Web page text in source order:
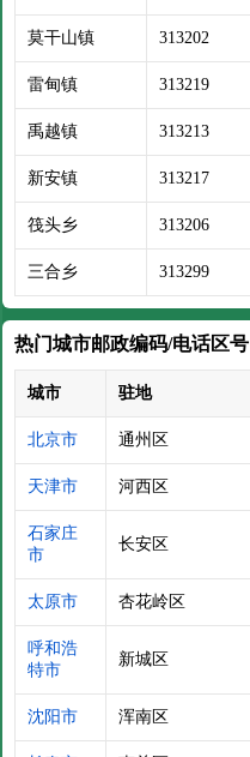
莫干山镇 313202
雷甸镇 313219
禹越镇 313213
新安镇 313217
筏头乡 313206
三合乡 313299
热门城市邮政编码/电话区号
城市 驻地
北京市 通州区
天津市 河西区
石家庄
市
长安区
太原市 杏花岭区
呼和浩
特市
新城区
沈阳市 浑南区